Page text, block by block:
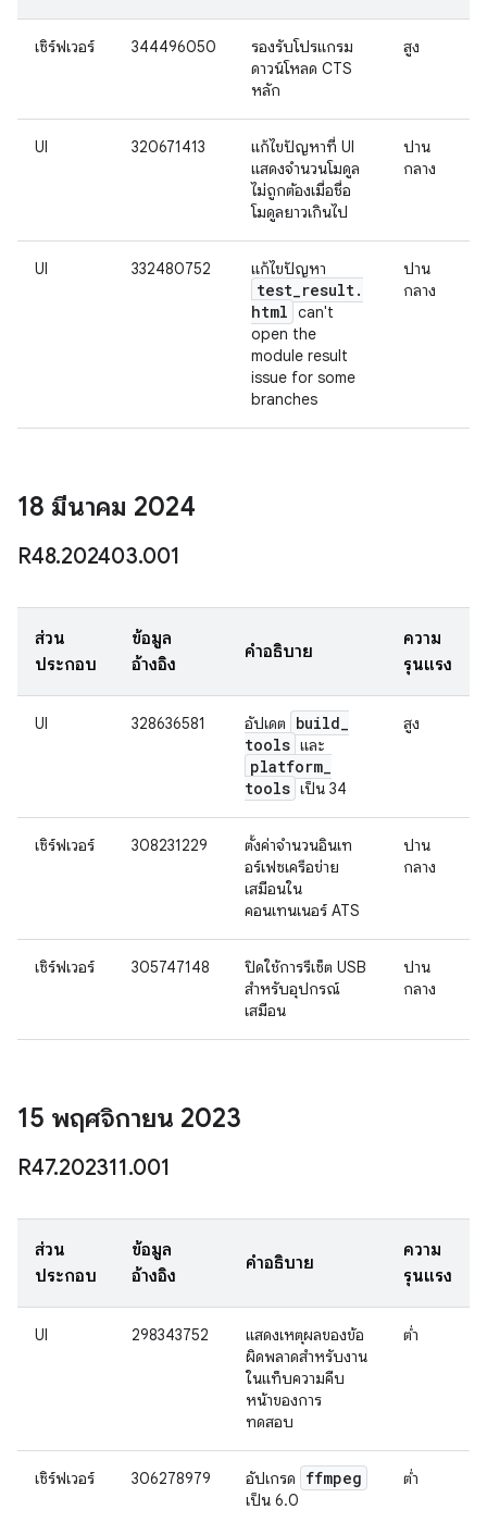
เซิร์ฟเวอร์ 344496050
รองรับโปรแกรม
ดาวน์โหลด CTS
หลัก
สูง
UI 320671413
แก้ไขปัญหาที่ UI
แสดงจำนวนโมดูล
ไม่ถูกต้องเมื่อชื่อ
โมดูลยาวเกินไป
ปาน
กลาง
UI 332480752 แก้ไขปัญหา
test_result.
html can't
open the
module result
issue for some
branches
ปาน
กลาง
18 มีนาคม 2024
R48.202403.001
ส่วน
ประกอบ
ข้อมูล
อ้างอิง
คำอธิบาย
ความ
รุนแรง
UI 328636581 อัปเดต build_
tools และ
platform_
tools เป็น 34
สูง
เซิร์ฟเวอร์ 308231229
ตั้งค่าจำนวนอินเท
อร์เฟซเครือข่าย
เสมือนใน
คอนเทนเนอร์ ATS
ปาน
กลาง
เซิร์ฟเวอร์ 305747148
ปิดใช้การรีเซ็ต USB
สำหรับอุปกรณ์
เสมือน
ปาน
กลาง
15 พฤศจิกายน 2023
R47.202311.001
ส่วน
ประกอบ
ข้อมูล
อ้างอิง
คำอธิบาย
ความ
รุนแรง
UI 298343752
แสดงเหตุผลของข้อ
ผิดพลาดสำหรับงาน
ในแท็บความคืบ
หน้าของการ
ทดสอบ
ต่ำ
เซิร์ฟเวอร์ 306278979 อัปเกรด ffmpeg
เป็น 6.0
ต่ำ